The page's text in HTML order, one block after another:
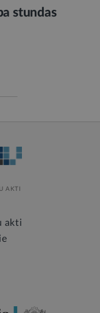
stundas
AKTI
akti